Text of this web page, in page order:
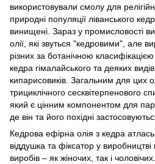
використовували смолу для
природні популяції ліванського
винищені. Зараз у промисловості
олії, які звуться "кедровими", але
різних за ботанічною
кедра гімалайського та деяких видів
кипарисовиків. Загальним для цих
трициклічного сесквітерпенового
який є цінним компонентом для
де він та його похідні
Кедрова ефірна олія з кедра
віддушка та фіксатор у
виробів – як жіночих, так і